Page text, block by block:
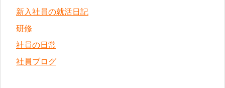
新入社員の就活日記
研修
社員の日常
社員ブログ